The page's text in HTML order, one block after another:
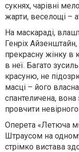
сукнях, чарiвнi
жарти, веселощі –
На маскарадi,
Генрiх Айзенштайн,
прекрасну жінку в
в неї. Багато
красуню, не
масці – його
спантеличена,
провчити
Оперета «Летюча
Штраусом на
стрімко вистава